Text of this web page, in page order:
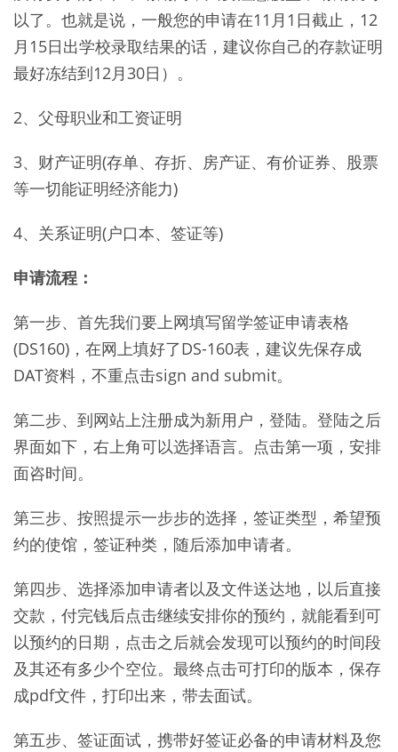
以了。也就是说，一般您的申请在11月1日截止，12
月15日出学校录取结果的话，建议你自己的存款证明
最好冻结到12月30日）。
2、父母职业和工资证明
3、财产证明(存单、存折、房产证、有价证券、股票
等一切能证明经济能力)
4、关系证明(户口本、签证等)
申请流程：
第一步、首先我们要上网填写留学签证申请表格
(DS160)，在网上填好了DS-160表，建议先保存成
DAT资料，不重点击sign and submit。
第二步、到网站上注册成为新用户，登陆。登陆之后
界面如下，右上角可以选择语言。点击第一项，安排
面咨时间。
第三步、按照提示一步步的选择，签证类型，希望预
约的使馆，签证种类，随后添加申请者。
第四步、选择添加申请者以及文件送达地，以后直接
交款，付完钱后点击继续安排你的预约，就能看到可
以预约的日期，点击之后就会发现可以预约的时间段
及其还有多少个空位。最终点击可打印的版本，保存
成pdf文件，打印出来，带去面试。
第五步、签证面试，携带好签证必备的申请材料及您